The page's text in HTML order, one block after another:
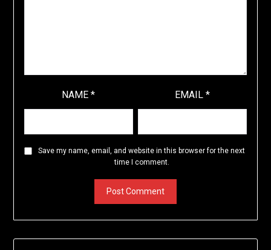
NAME* EMAIL*
Save my name, email, and website in this browser for the next
time I comment.